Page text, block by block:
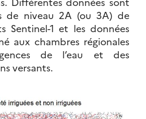
de niveau 2A (ou 3A) de
Sentinel-1 et les données
aux chambres régionales
de l’eau et des
versants.